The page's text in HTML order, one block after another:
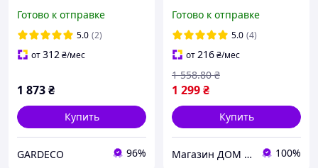
150 PROFI, IP66
Готово к отправке
5.0 (2)
от312₴/мес
1 873₴
Купить
GARDECO 96%
PRO 600 Expert (Польша)
DL
Готово к отправке
5.0 (4)
от216₴/мес
1 299₴
1 558.80 ₴
Купить
Магазин ДОМ КОМФОРТА 100%